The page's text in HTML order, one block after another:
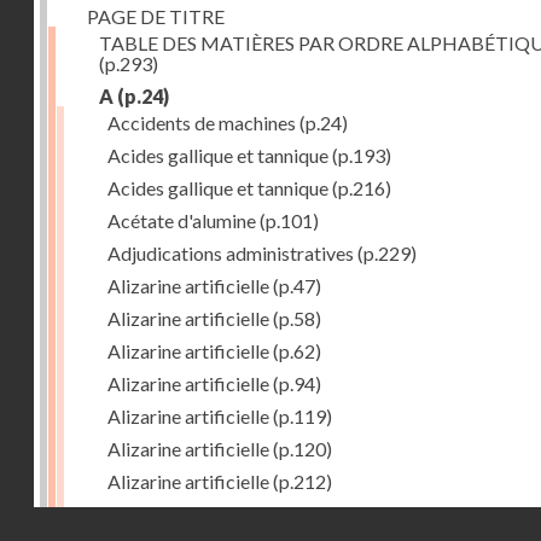
PAGE DE TITRE
TABLE DES MATIÈRES PAR ORDRE
(p.293)
A (p.24)
Accidents de machines (p.24)
Acides gallique et tannique(p.193)
Acides gallique et tannique(p.216)
Acétate d'alumine(p.101)
Adjudications administratives (p.229)
Alizarine artificielle(p.47)
Alizarine artificielle(p.58)
Alizarine artificielle(p.62)
Alizarine artificielle(p.94)
Alizarine artificielle(p.119)
Alizarine artificielle(p.120)
Alizarine artificielle(p.212)
Alizarine artificielle(p.256)